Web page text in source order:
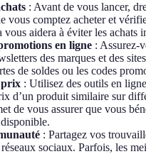
: Avant de vous lancer,
vous comptez acheter et
vous aidera à éviter les achats
en ligne : Assurez-
des marques et des
de soldes ou les codes
prix : Utilisez des outils en
d’un produit similaire sur
de vous assurer que vous
: Partagez vos
sociaux. Parfois, les